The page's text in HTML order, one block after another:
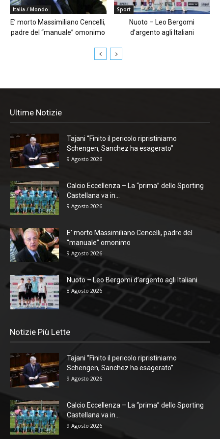
Italia / Mondo
E’ morto Massimiliano Cencelli,
padre del “manuale” omonimo
Sport
Nuoto – Leo Bergomi
d’argento agli Italiani
Ultime Notizie
Tajani “Finito il pericolo ripristiniamo
Schengen, Sanchez ha esagerato”
9 Agosto 2026
Calcio Eccellenza – La “prima” dello Sporting
Castellana va in...
9 Agosto 2026
E’ morto Massimiliano Cencelli, padre del
“manuale” omonimo
9 Agosto 2026
Nuoto – Leo Bergomi d’argento agli Italiani
8 Agosto 2026
Notizie Più Lette
Tajani “Finito il pericolo ripristiniamo
Schengen, Sanchez ha esagerato”
9 Agosto 2026
Calcio Eccellenza – La “prima” dello Sporting
Castellana va in...
9 Agosto 2026